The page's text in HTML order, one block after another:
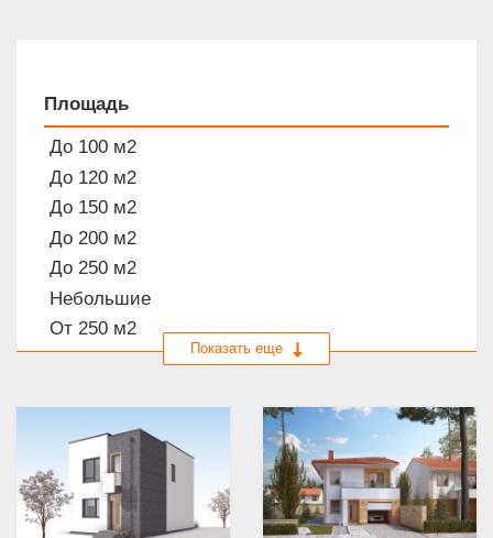
ПРОЕКТЫ БАНЬ
Площадь
До 100 м2
До 120 м2
До 150 м2
До 200 м2
До 250 м2
Небольшие
От 250 м2
Из блоков
Из газобетона
Из кирпича
Из пеноблоков